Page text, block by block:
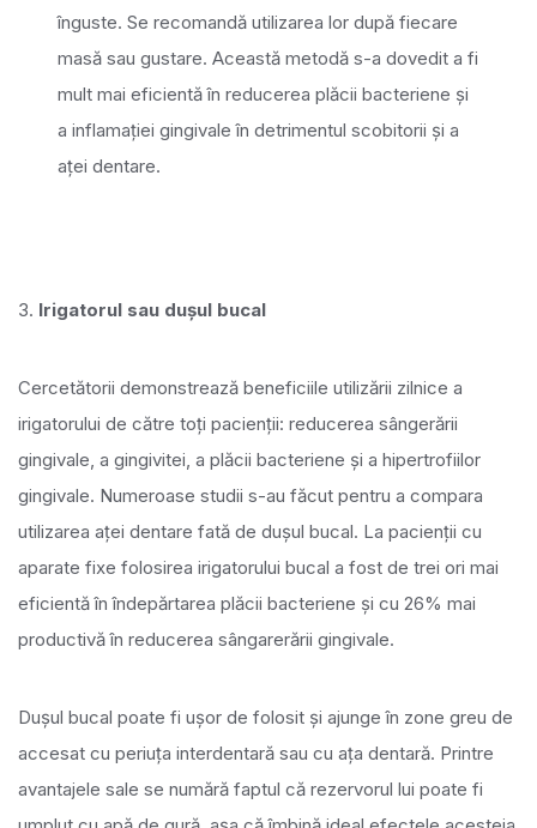
înguste. Se recomandă utilizarea lor după fiecare
masă sau gustare. Această metodă s-a dovedit a fi
mult mai eficientă în reducerea plăcii bacteriene și
a inflamației gingivale în detrimentul scobitorii și a
aței dentare.
3. Irigatorul sau dușul bucal
Cercetătorii demonstrează beneficiile utilizării zilnice a
irigatorului de către toți pacienții: reducerea sângerării
gingivale, a gingivitei, a plăcii bacteriene și a hipertrofiilor
gingivale. Numeroase studii s-au făcut pentru a compara
utilizarea aței dentare fată de dușul bucal. La pacienții cu
aparate fixe folosirea irigatorului bucal a fost de trei ori mai
eficientă în îndepărtarea plăcii bacteriene și cu 26% mai
productivă în reducerea sângarerării gingivale.
Dușul bucal poate fi ușor de folosit și ajunge în zone greu de
accesat cu periuța interdentară sau cu ața dentară. Printre
avantajele sale se numără faptul că rezervorul lui poate fi